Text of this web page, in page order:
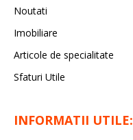
Noutati
Imobiliare
Articole de specialitate
Sfaturi Utile
INFORMATII UTILE: